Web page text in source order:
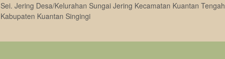
Sei. Jering Desa/Kelurahan Sungai Jering Kecamatan Kuantan Tengah
Kabupaten Kuantan Singingi